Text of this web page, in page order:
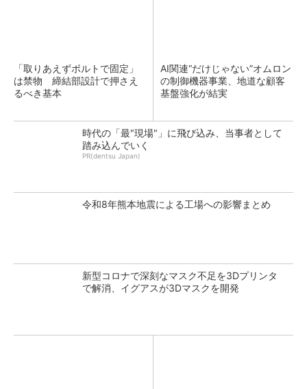
「取りあえずボルトで固定」
は禁物 締結部設計で押さえ
るべき基本
AI関連“だけじゃない”オムロン
の制御機器事業、地道な顧客
基盤強化が結実
時代の「最"現場"」に飛び込み、当事者として
踏み込んでいく
PR(dentsu Japan)
令和8年熊本地震による工場への影響まとめ
新型コロナで深刻なマスク不足を3Dプリンタ
で解消、イグアスが3Dマスクを開発